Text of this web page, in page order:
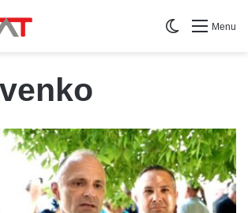
Menu
Switch skin